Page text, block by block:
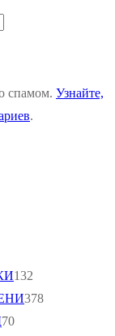
спамом. Узнайте,
.
132
378
70